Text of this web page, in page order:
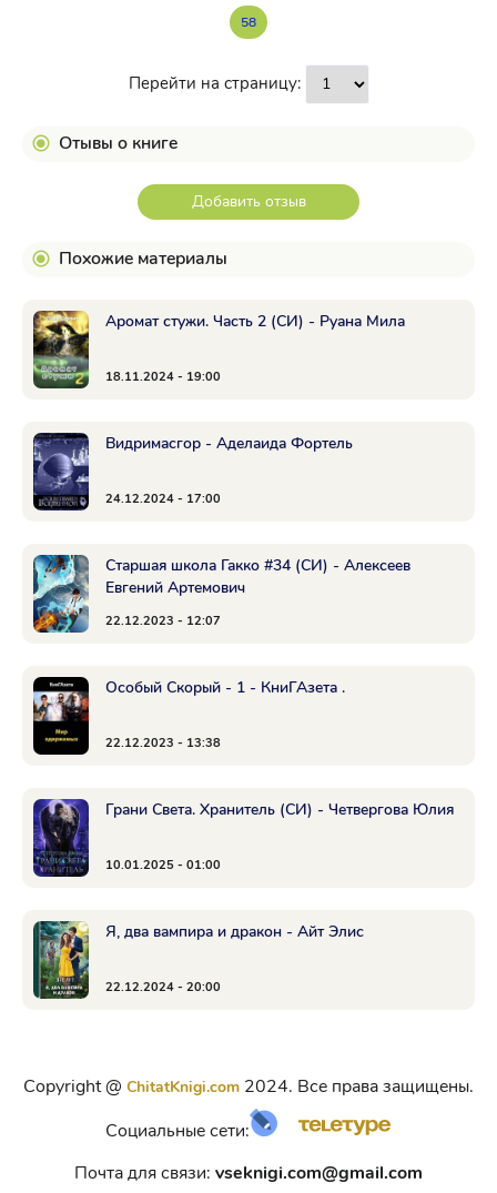
58
Перейти на страницу:
Отывы о книге
Добавить отзыв
Похожие материалы
Аромат стужи. Часть 2 (СИ) - Руана Мила
18.11.2024 - 19:00
Видримасгор - Аделаида Фортель
24.12.2024 - 17:00
Старшая школа Гакко #34 (СИ) - Алексеев
Евгений Артемович
22.12.2023 - 12:07
Особый Скорый - 1 - КниГАзета .
22.12.2023 - 13:38
Грани Света. Хранитель (СИ) - Четвергова Юлия
10.01.2025 - 01:00
Я, два вампира и дракон - Айт Элис
22.12.2024 - 20:00
Copyright @ ChitatKnigi.com 2024. Все права защищены.
Социальные сети:
Почта для связи: vseknigi.com@gmail.com